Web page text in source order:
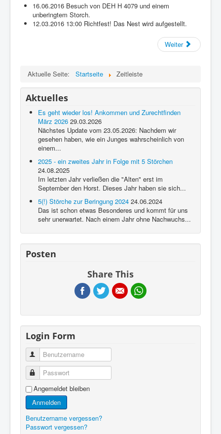
16.06.2016 Besuch von DEH H 4079 und einem
unberingtem Storch.
12.03.2016 13:00 Richtfest! Das Nest wird aufgestellt.
Weiter
Aktuelle Seite: Startseite Zeitleiste
Aktuelles
Es geht wieder los! Ankommen und Zurechtfinden
März 2026 29.03.2026
Nächstes Update vom 23.05.2026: Nachdem wir
gesehen haben, wie ein Junges wahrscheinlich von
einem...
2025 - ein zweites Jahr in Folge mit 5 Störchen
24.08.2025
Im letzten Jahr verließen die "Alten" erst im
September den Horst. Dieses Jahr haben sie sich...
5(!) Störche zur Beringung 2024 24.06.2024
Das ist schon etwas Besonderes und kommt für uns
sehr unerwartet. Nach einem Jahr ohne Nachwuchs...
Posten
Share This
Login Form
Benutzername
Passwort
Angemeldet bleiben
Anmelden
Benutzername vergessen?
Passwort vergessen?